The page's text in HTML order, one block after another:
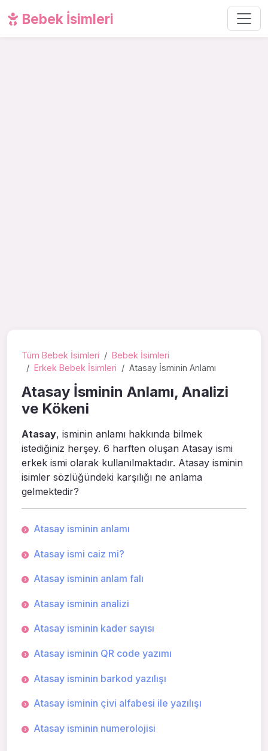
Bebek İsimleri
Tüm Bebek İsimleri
Bebek İsimleri
Erkek Bebek İsimleri
Atasay İsminin Anlamı
Atasay İsminin Anlamı, Analizi
ve Kökeni
Atasay, isminin anlamı hakkında bilmek
istediğiniz herşey. 6 harften oluşan Atasay ismi
erkek ismi olarak kullanılmaktadır. Atasay isminin
isimler sözlüğündeki karşılığı ne anlama
gelmektedir?
Atasay isminin anlamı
Atasay ismi caiz mi?
Atasay isminin anlam falı
Atasay isminin analizi
Atasay isminin kader sayısı
Atasay isminin QR code yazımı
Atasay isminin barkod yazılışı
Atasay isminin çivi alfabesi ile yazılışı
Atasay isminin numerolojisi